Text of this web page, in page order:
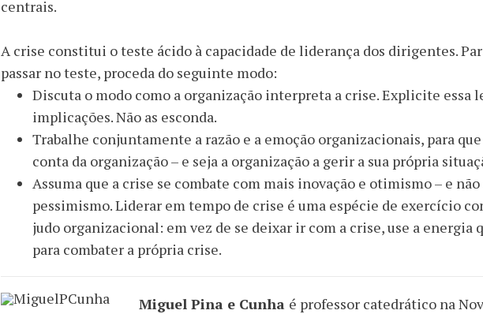
centrais.
A crise constitui o teste ácido à capacidade de liderança dos dirigentes.
passar no teste, proceda do seguinte modo:
Discuta o modo como a organização interpreta a crise. Explicite essa
implicações. Não as esconda.
Trabalhe conjuntamente a razão e a emoção organizacionais, para
conta da organização – e seja a organização a gerir a sua própria
Assuma que a crise se combate com mais inovação e otimismo – e
pessimismo. Liderar em tempo de crise é uma espécie de exercício
judo organizacional: em vez de se deixar ir com a crise, use a energia
para combater a própria crise.
Miguel Pina e Cunha é professor catedrático na